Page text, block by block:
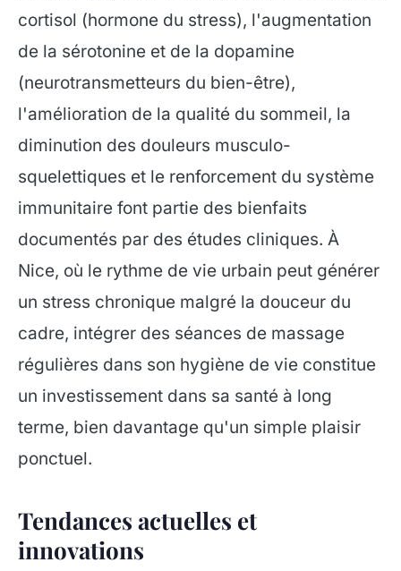
cortisol (hormone du stress), l'augmentation
de la sérotonine et de la dopamine
(neurotransmetteurs du bien-être),
l'amélioration de la qualité du sommeil, la
diminution des douleurs musculo-
squelettiques et le renforcement du système
immunitaire font partie des bienfaits
documentés par des études cliniques. À
Nice, où le rythme de vie urbain peut générer
un stress chronique malgré la douceur du
cadre, intégrer des séances de massage
régulières dans son hygiène de vie constitue
un investissement dans sa santé à long
terme, bien davantage qu'un simple plaisir
ponctuel.
Tendances actuelles et
innovations